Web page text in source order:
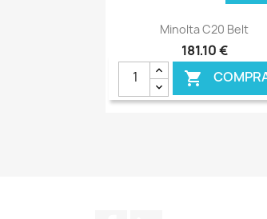
Ver+
Minolta C20 Belt
181,10 €
